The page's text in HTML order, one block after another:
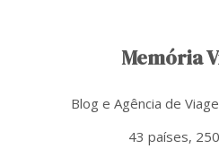
Memória
Blog e Agência de
43 países,